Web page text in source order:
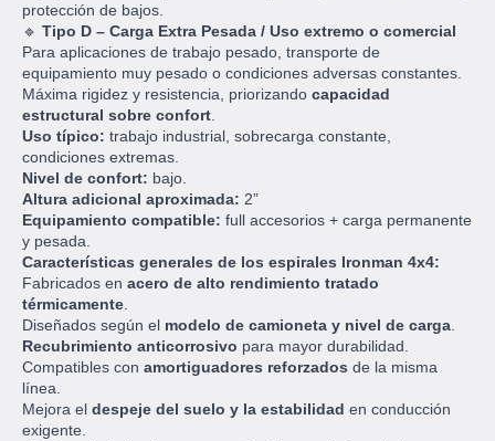
protección de bajos.
🔹 Tipo D – Carga Extra Pesada / Uso extremo o comercial
Para aplicaciones de trabajo pesado, transporte de
equipamiento muy pesado o condiciones adversas constantes.
Máxima rigidez y resistencia, priorizando capacidad
estructural sobre confort
Uso típico: trabajo industrial, sobrecarga constante,
condiciones extremas.
Nivel de confort: bajo.
Altura adicional aproximada: 2”
Equipamiento compatible: full accesorios + carga permanente
y pesada.
Características generales de los espirales Ironman 4x4:
Fabricados en acero de alto rendimiento tratado
térmicamente
Diseñados según el modelo de camioneta y nivel de carga
Recubrimiento anticorrosivo para mayor durabilidad.
Compatibles con amortiguadores reforzados de la misma
línea.
Mejora el despeje del suelo y la estabilidad en conducción
exigente.